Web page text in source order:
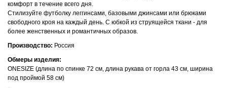
комфорт в течение всего дня.
Стилизуйте футболку леггинсами, базовыми джинсами или брюками
свободного кроя на каждый день. С юбкой из струящейся ткани - для
более женственных и романтичных образов.
Производство: Россия
Обмеры изделия:
ONESIZE (длина по спинке 72 см, длина рукава от горла 43 см, ширина
под проймой 58 см)